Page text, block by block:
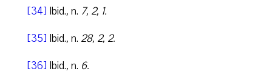
[34] Ibid., n. 7, 2, 1.
[35] Ibid., n. 28, 2, 2.
[36] Ibid., n. 6.